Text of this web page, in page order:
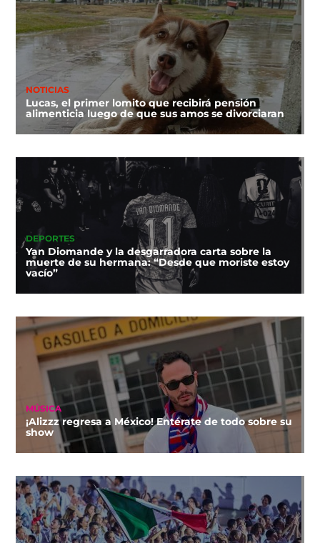
NOTICIAS
Lucas, el primer lomito que recibirá pensión
alimenticia luego de que sus amos se divorciaran
DEPORTES
Yan Diomande y la desgarradora carta sobre la
muerte de su hermana: “Desde que moriste estoy
vacío”
MÚSICA
¡Alizzz regresa a México! Entérate de todo sobre su
show